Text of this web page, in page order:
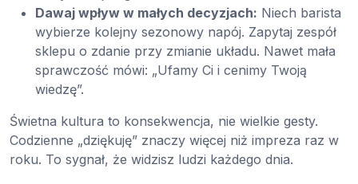
Dawaj wpływ w małych decyzjach: Niech barista
wybierze kolejny sezonowy napój. Zapytaj zespół
sklepu o zdanie przy zmianie układu. Nawet mała
sprawczość mówi: „Ufamy Ci i cenimy Twoją
wiedzę”.
Świetna kultura to konsekwencja, nie wielkie gesty.
Codzienne „dziękuję” znaczy więcej niż impreza raz w
roku. To sygnał, że widzisz ludzi każdego dnia.